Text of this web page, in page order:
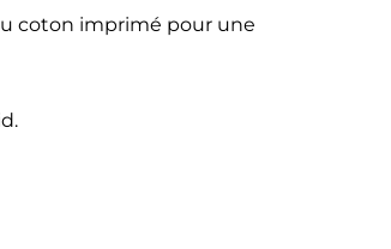
coton imprimé pour une